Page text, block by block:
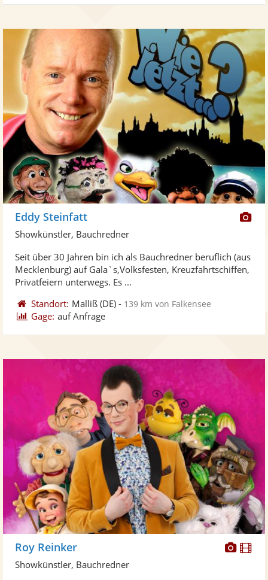
Eddy Steinfatt
Showkünstler, Bauchredner
Seit über 30 Jahren bin ich als Bauchredner beruflich (aus
Mecklenburg) auf Gala`s,Volksfesten, Kreuzfahrtschiffen,
Privatfeiern unterwegs. Es ...
Standort: Malliß (DE) - 139 km von Falkensee
Gage: auf Anfrage
Roy Reinker
Showkünstler, Bauchredner